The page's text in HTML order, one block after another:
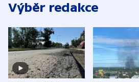
Výběr redakce